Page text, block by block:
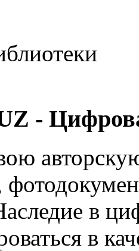
-
в
в